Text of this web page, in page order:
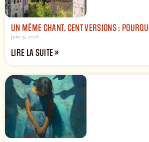
UN MÊME CHANT, CENT VERSIONS :
juin 9, 2026
LIRE LA SUITE »